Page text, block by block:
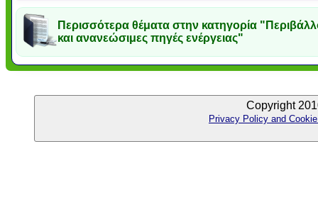
Περισσότερα θέματα στην κατηγορία
και ανανεώσιμες πηγές ενέργειας"
Copyright
Privacy Policy and